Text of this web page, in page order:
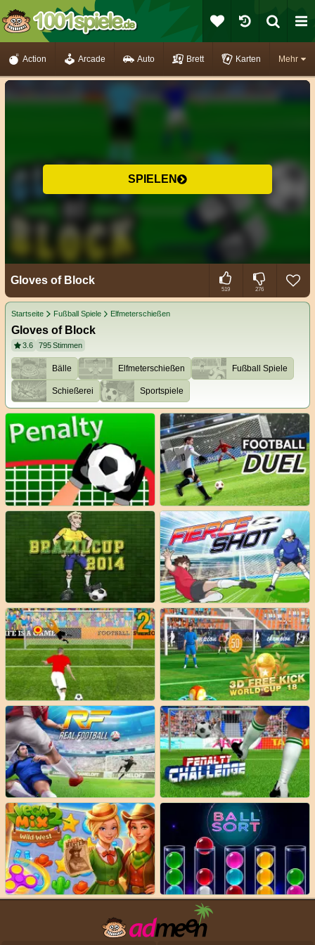
Mehr
Action Arcade Auto Brett Karten
SPIELEN
Gloves of Block
519 276
Startseite Fußball Spiele Elfmeterschießen
Gloves of Block
3.6 795Stimmen
Bälle Elfmeterschießen Fußball Spiele
Schießerei Sportspiele